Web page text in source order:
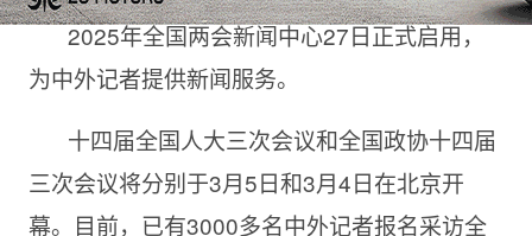
2025年全国两会新闻中心27日正式启用，
为中外记者提供新闻服务。
十四届全国人大三次会议和全国政协十四届
三次会议将分别于3月5日和3月4日在北京开
幕。目前，已有3000多名中外记者报名采访全